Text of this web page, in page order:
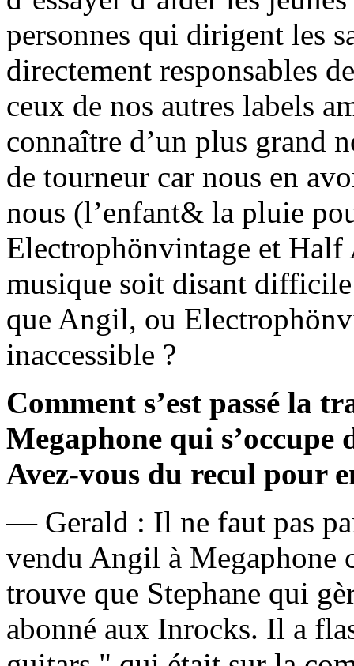
personnes qui dirigent les
directement responsables
ceux de nos autres labels
connaître d’un plus grand
de tourneur car nous en
nous (l’enfant& la pluie
Electrophönvintage et
musique soit disant
que Angil, ou
inaccessible ?
Comment s’est passé la
Megaphone qui
Avez-vous du recul pour
— Gerald : Il ne faut pas
vendu Angil à Megaphone
trouve que Stephane qui
abonné aux Inrocks. Il a